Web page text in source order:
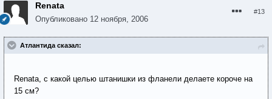
Renata
Опубликовано 12 ноября, 2006
#13
Атлантида сказал:
Renata, с какой целью штанишки из фланели делаете короче на
15 см?